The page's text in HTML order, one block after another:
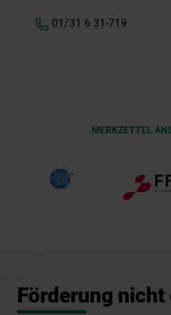
01/31 6 31-719
MERKZETTEL
Förderung nicht